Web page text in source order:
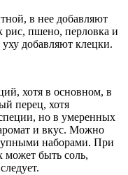
в нее добавляют
рис, пшено, перловка и
добавляют клецки.
хотя в основном, в
перец, хотя
но в умеренных
и вкус. Можно
наборами. При
может быть соль,